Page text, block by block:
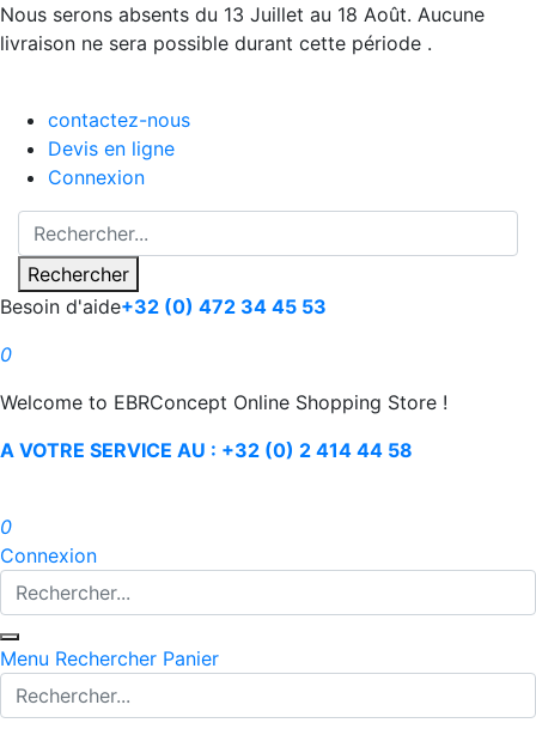
Nous serons absents du 13 Juillet au 18 Août. Aucune
livraison ne sera possible durant cette période .
contactez-nous
Devis en ligne
Connexion
Rechercher
Besoin d'aide+32 (0) 472 34 45 53
0
Welcome to EBRConcept Online Shopping Store !
A VOTRE SERVICE AU : +32 (0) 2 414 44 58
0
Connexion
Menu Rechercher Panier